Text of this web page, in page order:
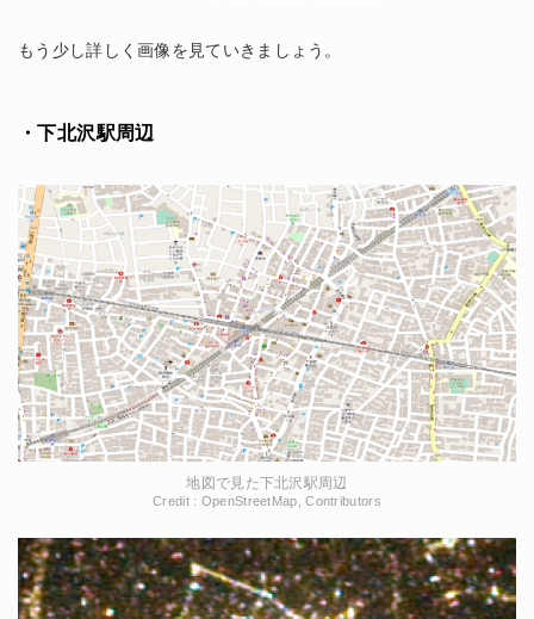
もう少し詳しく画像を見ていきましょう。
・下北沢駅周辺
地図で見た下北沢駅周辺
Credit : OpenStreetMap, Contributors